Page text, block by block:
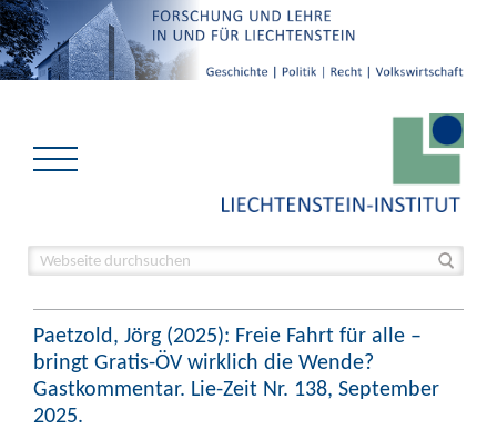
Paetzold, Jörg (2025): Freie Fahrt für alle –
bringt Gratis-ÖV wirklich die Wende?
Gastkommentar. Lie-Zeit Nr. 138, September
2025.